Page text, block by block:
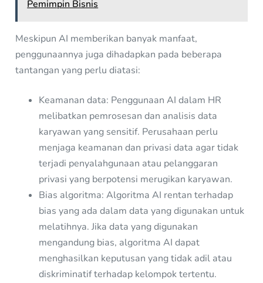
Pemimpin Bisnis
Meskipun AI memberikan banyak manfaat,
penggunaannya juga dihadapkan pada beberapa
tantangan yang perlu diatasi:
Keamanan data: Penggunaan AI dalam HR
melibatkan pemrosesan dan analisis data
karyawan yang sensitif. Perusahaan perlu
menjaga keamanan dan privasi data agar tidak
terjadi penyalahgunaan atau pelanggaran
privasi yang berpotensi merugikan karyawan.
Bias algoritma: Algoritma AI rentan terhadap
bias yang ada dalam data yang digunakan untuk
melatihnya. Jika data yang digunakan
mengandung bias, algoritma AI dapat
menghasilkan keputusan yang tidak adil atau
diskriminatif terhadap kelompok tertentu.